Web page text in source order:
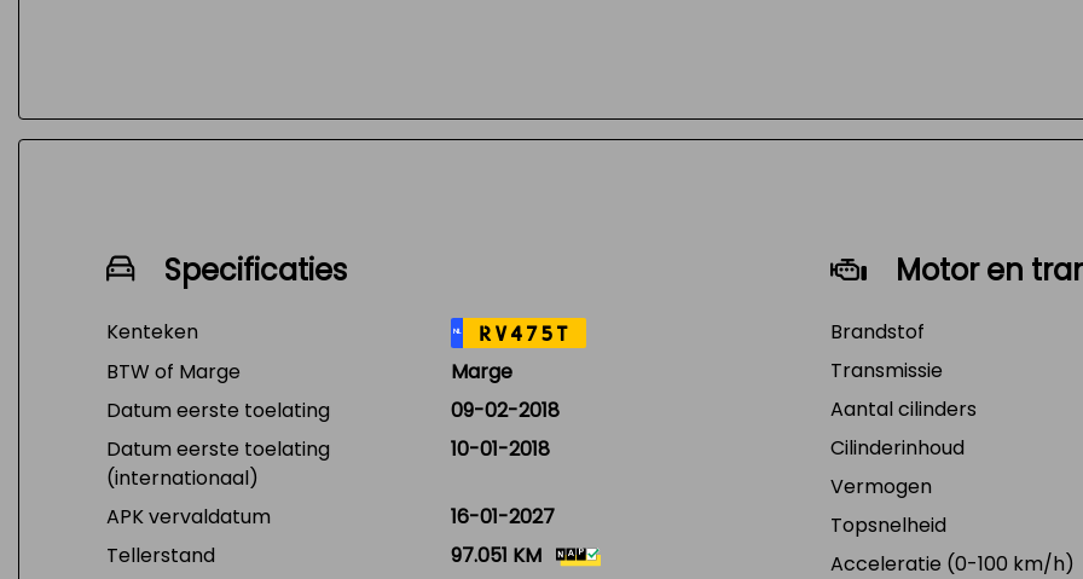
Specificaties
Kenteken NL RV475T
BTW of Marge
Marge
Datum eerste toelating
09-02-2018
Datum eerste toelating
(internationaal)
10-01-2018
APK vervaldatum
16-01-2027
Tellerstand
97.051 KM
Motor en
Brandstof
Transmissie
Aantal cilinders
Cilinderinhoud
Vermogen
Topsnelheid
Acceleratie (0-100 km/h)